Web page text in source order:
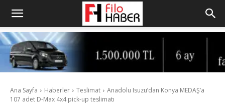
Ana Sayfa Haberler Teslimat
Anadolu Isuzu’dan Konya MEDAŞ’a
107 adet D-Max 4x4 pick-up teslimatı